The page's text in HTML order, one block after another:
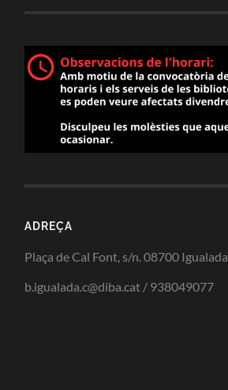
ADREÇA
Plaça de Cal Font, s/n. 08700 Igualada
b.igualada.c@diba.cat / 938049077